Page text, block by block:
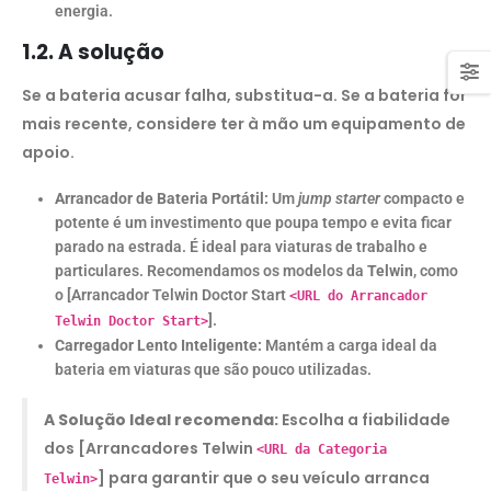
energia.
1.2. A solução
Se a bateria acusar falha, substitua-a. Se a bateria for
mais recente, considere ter à mão um equipamento de
apoio.
Arrancador de Bateria Portátil: Umjump startercompacto e
potente é um investimento que poupa tempo e evita ficar
parado na estrada. É ideal para viaturas de trabalho e
particulares. Recomendamos os modelos da Telwin, como
o [Arrancador Telwin Doctor Start <URL do Arrancador
Telwin Doctor Start>].
Carregador Lento Inteligente: Mantém a carga ideal da
bateria em viaturas que são pouco utilizadas.
A Solução Ideal recomenda:Escolha a fiabilidade
dos [Arrancadores Telwin <URL da Categoria
Telwin>] para garantir que o seu veículo arranca